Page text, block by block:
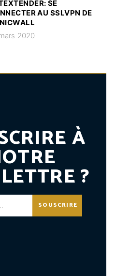
SE
AU SSLVPN DE
2020
À
?
SOUSCRIRE